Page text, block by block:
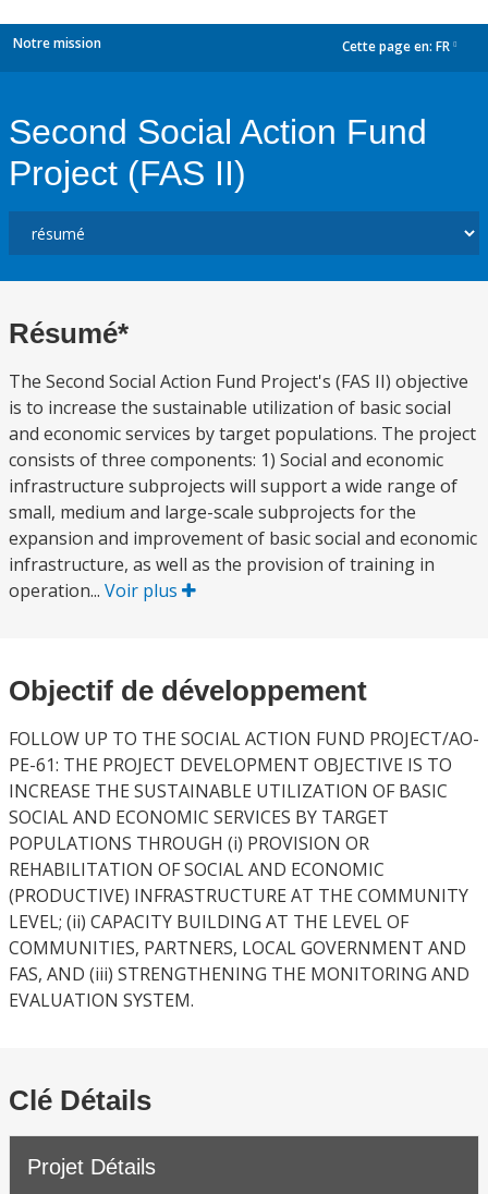
Notre mission Cette page en: FR
Second Social Action Fund
Project (FAS II)
Résumé*
The Second Social Action Fund Project's (FAS II) objective
is to increase the sustainable utilization of basic social
and economic services by target populations. The project
consists of three components: 1) Social and economic
infrastructure subprojects will support a wide range of
small, medium and large-scale subprojects for the
expansion and improvement of basic social and economic
infrastructure, as well as the provision of training in
operation... Voir plus
Objectif de développement
FOLLOW UP TO THE SOCIAL ACTION FUND PROJECT/AO-
PE-61: THE PROJECT DEVELOPMENT OBJECTIVE IS TO
INCREASE THE SUSTAINABLE UTILIZATION OF BASIC
SOCIAL AND ECONOMIC SERVICES BY TARGET
POPULATIONS THROUGH (i) PROVISION OR
REHABILITATION OF SOCIAL AND ECONOMIC
(PRODUCTIVE) INFRASTRUCTURE AT THE COMMUNITY
LEVEL; (ii) CAPACITY BUILDING AT THE LEVEL OF
COMMUNITIES, PARTNERS, LOCAL GOVERNMENT AND
FAS, AND (iii) STRENGTHENING THE MONITORING AND
EVALUATION SYSTEM.
Clé Détails
Projet Détails